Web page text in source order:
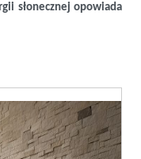
słonecznej opowiada